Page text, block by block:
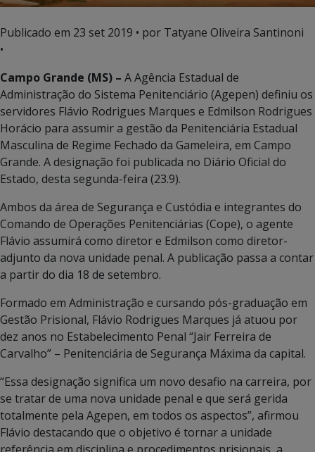
Publicado em 23 set 2019 • por Tatyane Oliveira Santinoni
•
Campo Grande (MS) – A Agência Estadual de
Administração do Sistema Penitenciário (Agepen) definiu os
servidores Flávio Rodrigues Marques e Edmilson Rodrigues
Horácio para assumir a gestão da Penitenciária Estadual
Masculina de Regime Fechado da Gameleira, em Campo
Grande. A designação foi publicada no Diário Oficial do
Estado, desta segunda-feira (23.9).
Ambos da área de Segurança e Custódia e integrantes do
Comando de Operações Penitenciárias (Cope), o agente
Flávio assumirá como diretor e Edmilson como diretor-
adjunto da nova unidade penal. A publicação passa a contar
a partir do dia 18 de setembro.
Formado em Administração e cursando pós-graduação em
Gestão Prisional, Flávio Rodrigues Marques já atuou por
dez anos no Estabelecimento Penal “Jair Ferreira de
Carvalho” – Penitenciária de Segurança Máxima da capital.
“Essa designação significa um novo desafio na carreira, por
se tratar de uma nova unidade penal e que será gerida
totalmente pela Agepen, em todos os aspectos”, afirmou
Flávio destacando que o objetivo é tornar a unidade